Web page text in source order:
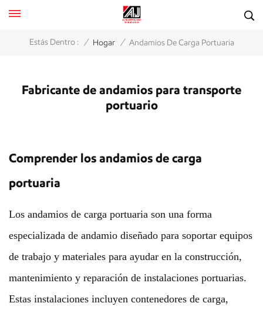
Estás Dentro : / Hogar / Andamios De Carga Portuaria
Fabricante de andamios para transporte
portuario
Comprender los andamios de carga
portuaria
Los andamios de carga portuaria son una forma
especializada de andamio diseñado para soportar equipos
de trabajo y materiales para ayudar en la construcción,
mantenimiento y reparación de instalaciones portuarias.
Estas instalaciones incluyen contenedores de carga,